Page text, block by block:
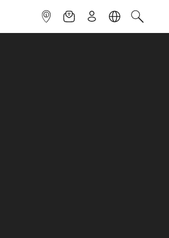
INFOPOINTNEWSLETTER
ISCRIVITILINGUACERCA